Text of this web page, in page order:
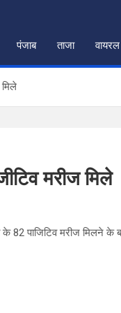
पंजाब ताजा वायरल
मरीज मिले
82 पाजिटिव मरीज मिलने